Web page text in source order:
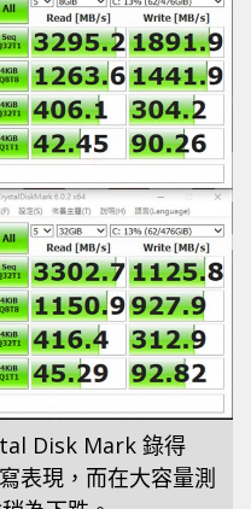
Disk Mark 錄得
表現，而在大容量測